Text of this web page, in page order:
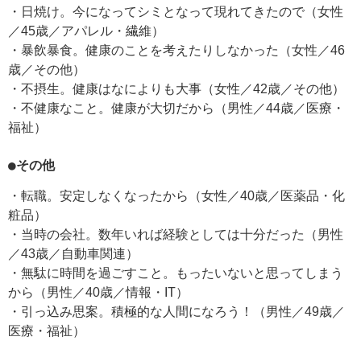
・日焼け。今になってシミとなって現れてきたので（女性
／45歳／アパレル・繊維）
・暴飲暴食。健康のことを考えたりしなかった（女性／46
歳／その他）
・不摂生。健康はなによりも大事（女性／42歳／その他）
・不健康なこと。健康が大切だから（男性／44歳／医療・
福祉）
●その他
・転職。安定しなくなったから（女性／40歳／医薬品・化
粧品）
・当時の会社。数年いれば経験としては十分だった（男性
／43歳／自動車関連）
・無駄に時間を過ごすこと。もったいないと思ってしまう
から（男性／40歳／情報・IT）
・引っ込み思案。積極的な人間になろう！（男性／49歳／
医療・福祉）